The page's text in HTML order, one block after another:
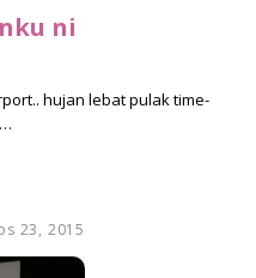
ni
hujan lebat pulak time-
23, 2015